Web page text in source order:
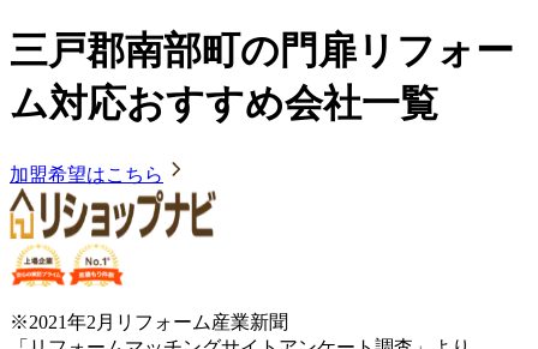
三戸郡南部町の門扉リフォー
ム対応おすすめ会社一覧
加盟希望はこちら
※2021年2月リフォーム産業新聞